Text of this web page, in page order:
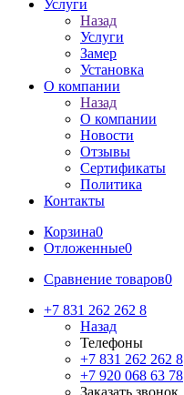
Услуги
Назад
Услуги
Замер
Установка
О компании
Назад
О компании
Новости
Отзывы
Сертификаты
Политика
Контакты
Корзина0
Отложенные0
Сравнение товаров0
+7 831 262 262 8
Назад
Телефоны
+7 831 262 262 8
+7 920 068 63 78
Заказать звонок